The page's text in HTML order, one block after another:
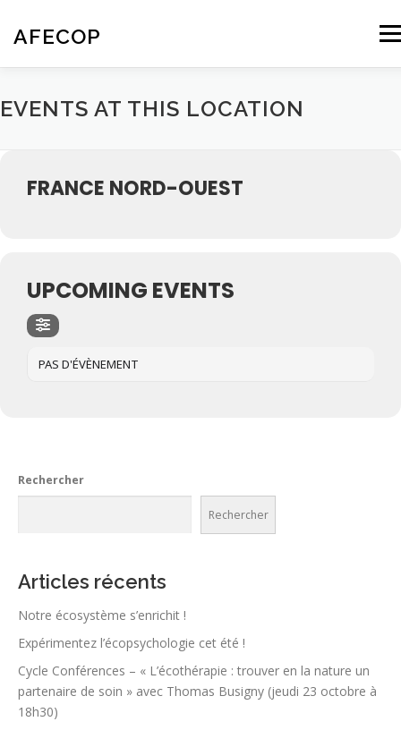
contenu
AFECOP
ACCUEIL QUI SOMMES-NOUS
EVENTS AT THIS LOCATION
FRANCE NORD-OUEST
UPCOMING EVENTS
PAS D'ÉVÈNEMENT
Rechercher
Rechercher
Articles récents
Notre écosystème s’enrichit !
Expérimentez l’écopsychologie cet été !
Cycle Conférences – « L’écothérapie : trouver en la nature un
partenaire de soin » avec Thomas Busigny (jeudi 23 octobre à
18h30)